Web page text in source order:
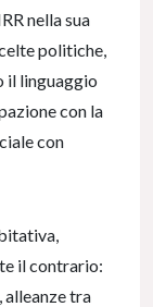
nella sua
politiche,
il linguaggio
con la
con
il contrario:
tra